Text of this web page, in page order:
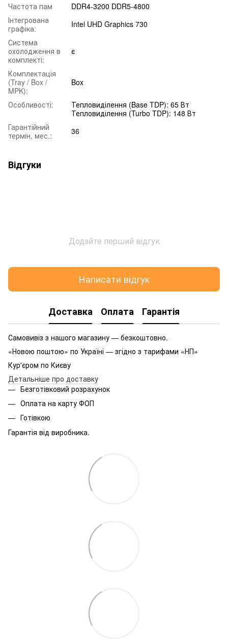
Частота пам
DDR4-3200 DDR5-4800
Інтегрована
графіка:
Intel UHD Graphics 730
Система
охолодження в
комплекті:
є
Комплектація
(Tray / Box /
MPK):
Box
Особливості:
Тепловиділення (Base TDP): 65 Вт
Тепловиділення (Turbo TDP): 148 Вт
Гарантійний
термін, мес.:
36
Відгуки
Додайте перший відгук
Написати відгук
Доставка Оплата Гарантія
Самовивіз з нашого магазину — безкоштовно.
«Новою поштою» по Україні — згідно з тарифами «НП»
Кур'єром по Києву
Детальніше про доставку
Безготівковий розрахунок
Оплата на карту ФОП
Готівкою
Гарантія від виробника.